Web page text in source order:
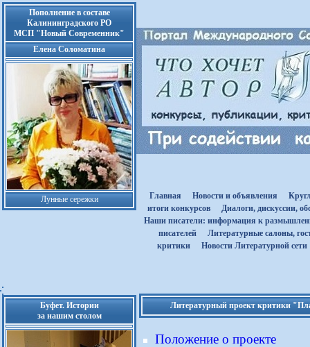
Пополнение в составе
Калининградского РО
МСП "Новый Современник"
Елена Соломатина
Лунные сережки Главная Новости и объявления
итоги конкурсов
Диалоги, дискуссии,
Наши писатели: информация к
писателей
Литературные салоны,
критики
Новости Литературной сети
Буфет. Истории
за нашим столом
Литературный проект критики
Положение о проекте